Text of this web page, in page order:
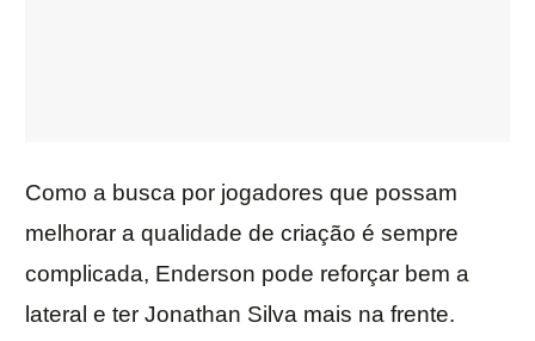
Como a busca por jogadores que possam
melhorar a qualidade de criação é sempre
complicada, Enderson pode reforçar bem a
lateral e ter Jonathan Silva mais na frente.